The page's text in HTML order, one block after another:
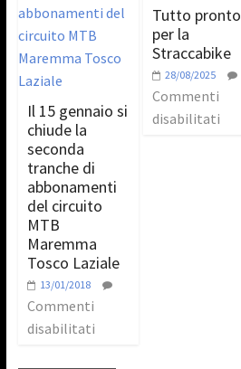
Il 15 gennaio si
chiude la
seconda
tranche di
abbonamenti
del circuito
MTB
Maremma
Tosco Laziale
13/01/2018
Commenti
disabilitati
Tutto pronto
per la
Straccabike
28/08/2025
Commenti
disabilitati